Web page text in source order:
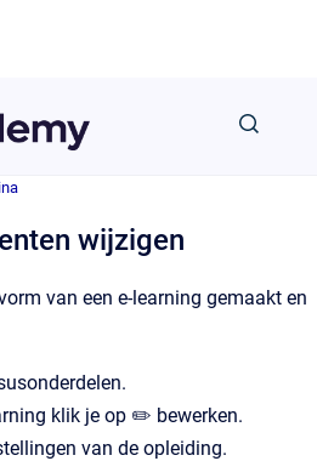
wijzigen
van een e-learning gemaakt en
klik je op ✏️ bewerken.
van de opleiding.